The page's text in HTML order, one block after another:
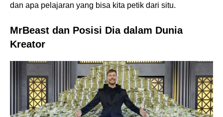
dan apa pelajaran yang bisa kita petik dari situ.
MrBeast dan Posisi Dia dalam Dunia
Kreator